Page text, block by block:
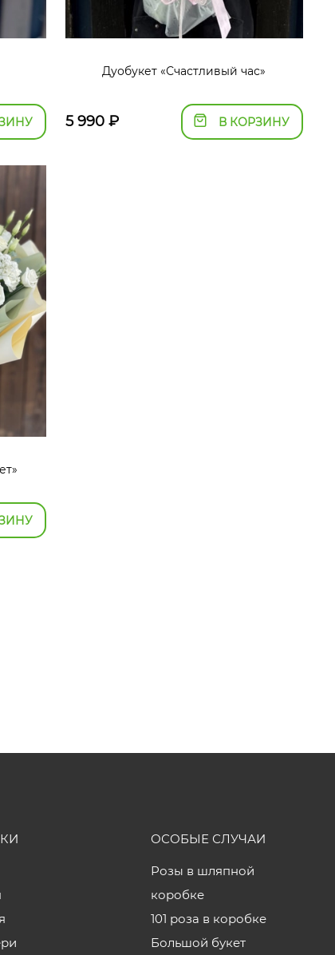
Дуобукет «Счастливый час»
5 990₽ В КОРЗИНУ
ОСОБЫЕ СЛУЧАИ
Розы в шляпной
коробке
101 роза в коробке
Большой букет